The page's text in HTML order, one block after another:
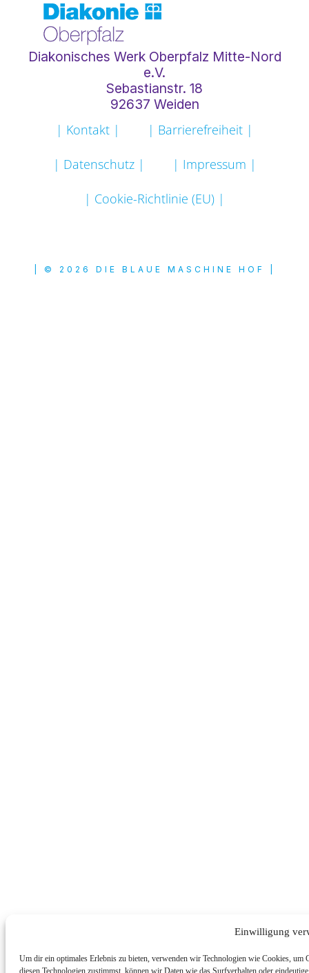
Einwilligung
Um dir ein optimales Erlebnis zu bieten, verwenden wir Technologien wie Cookies, um
diesen Technologien zustimmst, können wir Daten wie das Surfverhalten oder
Diakonisches Werk Oberpfalz Mitte-Nord
e.V.
Sebastianstr. 18
92637 Weiden
| Kontakt |
| Barrierefreiheit |
| Datenschutz | | Impressum |
| Cookie-Richtlinie (EU) |
| © 2026 DIE BLAUE MASCHINE HOF |